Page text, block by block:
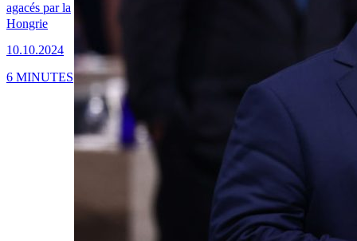
agacés par la
Hongrie
10.10.2024
6 MINUTES